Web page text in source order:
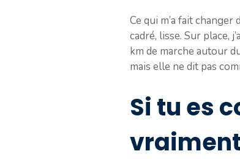
Ce qui m’a fait
cadré, lisse. Sur place,
km de marche autour
mais elle ne dit pas
Si tu es